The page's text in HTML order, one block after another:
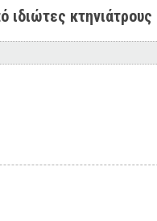
ιδιώτες κτηνιάτρους